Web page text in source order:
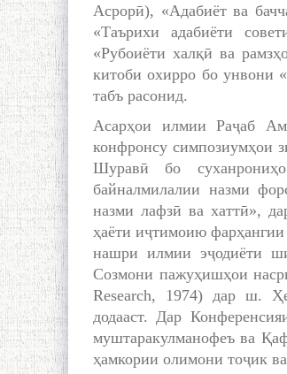
Асрорӣ), «Адабиёт ва
«Таърихи адабиёти
«Рубоиёти халқӣ ва
китоби охирро бо унвони
табъ расонид.
Асарҳои илмии Раҷаб
конфронсу симпозиумҳои
Шуравӣ бо
байналмилалии назми
назми лафзӣ ва хаттӣ»,
ҳаёти иҷтимоию
нашри илмии эҷодиёти
Созмони пажуҳишҳои
Research, 1974) дар ш.
додааст. Дар
муштаракулманофеъ ва
ҳамкории олимони тоҷик